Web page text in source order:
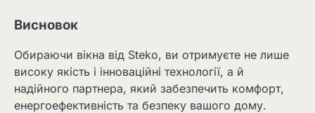
Висновок
Обираючи вікна від Steko, ви отримуєте не лише
високу якість і інноваційні технології, а й
надійного партнера, який забезпечить комфорт,
енергоефективність та безпеку вашого дому.